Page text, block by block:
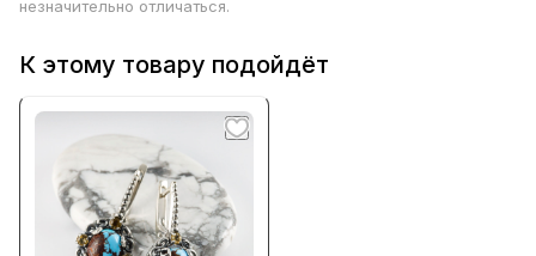
незначительно отличаться.
К этому товару подойдёт